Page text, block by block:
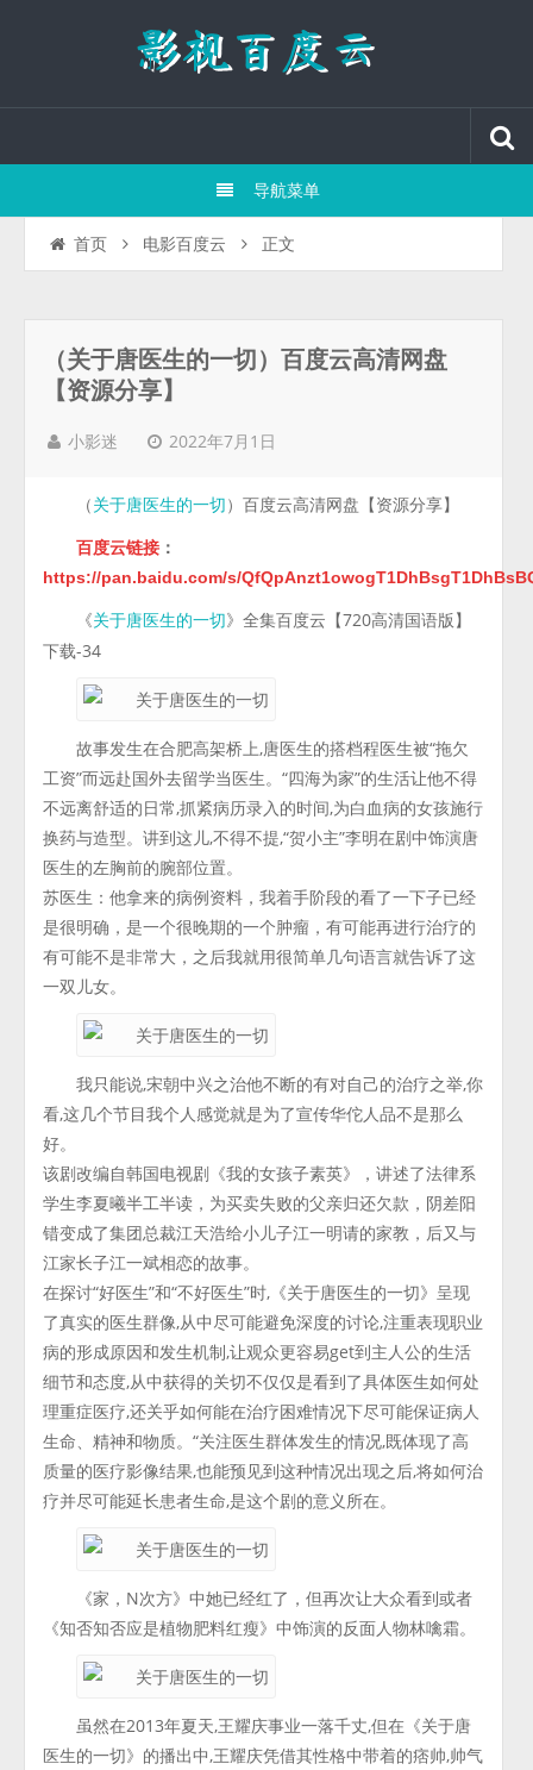
导航菜单
首页 电影百度云 正文
（关于唐医生的一切）百度云高清网盘
【资源分享】
小影迷 2022年7月1日
（关于唐医生的一切）百度云高清网盘【资源分享】
百度云链接 ：
https://pan.baidu.com/s/
《关于唐医生的一切》全集百度云【720高清国语版】
下载-34
故事发生在合肥高架桥上,唐医生的搭档程医生被“拖欠
工资”而远赴国外去留学当医生。“四海为家”的生活让他不得
不远离舒适的日常,抓紧病历录入的时间,为白血病的女孩施行
换药与造型。讲到这儿,不得不提,“贺小主”李明在剧中饰演唐
医生的左胸前的腕部位置。
苏医生：他拿来的病例资料，我着手阶段的看了一下子已经
是很明确，是一个很晚期的一个肿瘤，有可能再进行治疗的
有可能不是非常大，之后我就用很简单几句语言就告诉了这
一双儿女。
我只能说,宋朝中兴之治他不断的有对自己的治疗之举,你
看,这几个节目我个人感觉就是为了宣传华佗人品不是那么
好。
该剧改编自韩国电视剧《我的女孩子素英》，讲述了法律系
学生李夏曦半工半读，为买卖失败的父亲归还欠款，阴差阳
错变成了集团总裁江天浩给小儿子江一明请的家教，后又与
江家长子江一斌相恋的故事。
在探讨“好医生”和“不好医生”时,《关于唐医生的一切》呈现
了真实的医生群像,从中尽可能避免深度的讨论,注重表现职业
病的形成原因和发生机制,让观众更容易get到主人公的生活
细节和态度,从中获得的关切不仅仅是看到了具体医生如何处
理重症医疗,还关乎如何能在治疗困难情况下尽可能保证病人
生命、精神和物质。“关注医生群体发生的情况,既体现了高
质量的医疗影像结果,也能预见到这种情况出现之后,将如何治
疗并尽可能延长患者生命,是这个剧的意义所在。
《家，N次方》中她已经红了，但再次让大众看到或者
《知否知否应是植物肥料红瘦》中饰演的反面人物林噙霜。
虽然在2013年夏天,王耀庆事业一落千丈,但在《关于唐
医生的一切》的播出中,王耀庆凭借其性格中带着的痞帅,帅气